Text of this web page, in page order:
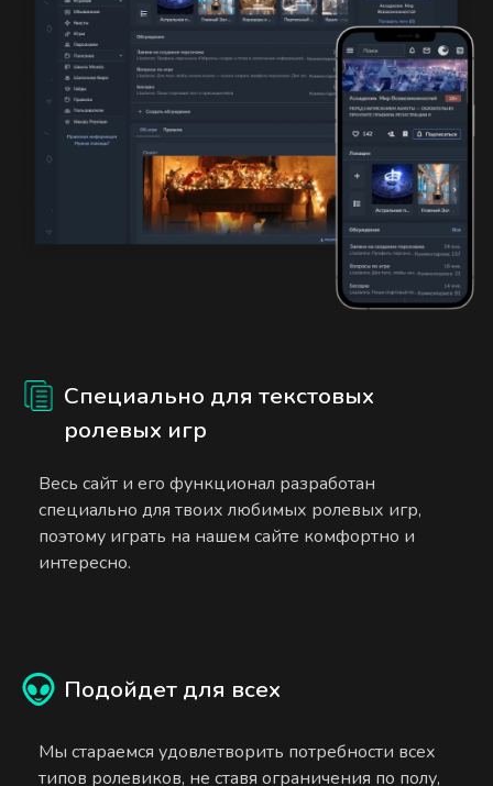
Специально для текстовых
ролевых игр
Весь сайт и его функционал разработан
специально для твоих любимых ролевых игр,
поэтому играть на нашем сайте комфортно и
интересно.
Подойдет для всех
Мы стараемся удовлетворить потребности всех
типов ролевиков, не ставя ограничения по полу,